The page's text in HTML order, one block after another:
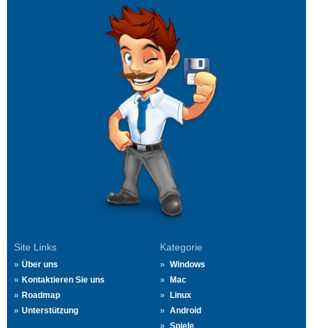
Site Links
Über uns
Kontaktieren Sie uns
Roadmap
Unterstützung
Kategorie
Windows
Mac
Linux
Android
Spiele